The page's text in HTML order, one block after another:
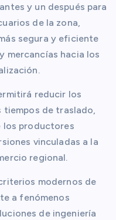
y un después para
de la zona,
segura y eficiente
mercancías hacia los
reducir los
de traslado,
productores
vinculadas a la
regional.
modernos de
a fenómenos
de ingeniería